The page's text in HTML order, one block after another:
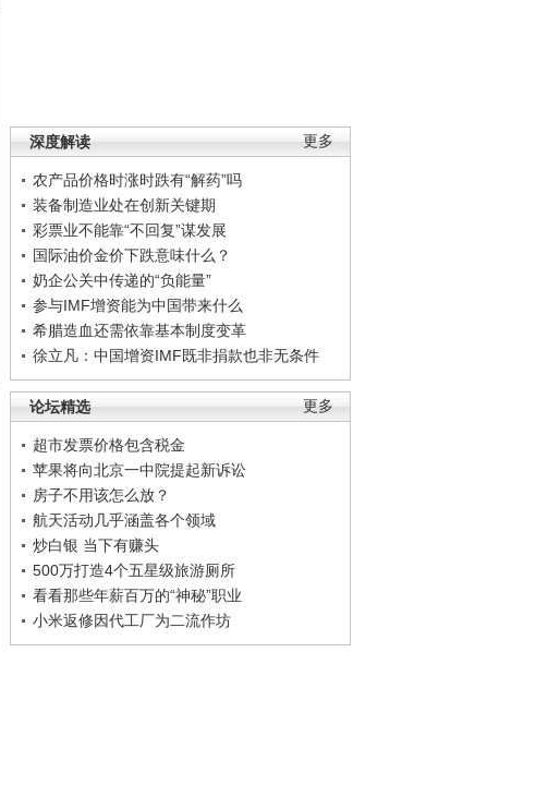
更多
深度解读
农产品价格时涨时跌有“解药”吗
装备制造业处在创新关键期
彩票业不能靠“不回复”谋发展
国际油价金价下跌意味什么？
奶企公关中传递的“负能量”
参与IMF增资能为中国带来什么
希腊造血还需依靠基本制度变革
徐立凡：中国增资IMF既非捐款也非无条件
更多
论坛精选
超市发票价格包含税金
苹果将向北京一中院提起新诉讼
房子不用该怎么放？
航天活动几乎涵盖各个领域
炒白银 当下有赚头
500万打造4个五星级旅游厕所
看看那些年薪百万的“神秘”职业
小米返修因代工厂为二流作坊